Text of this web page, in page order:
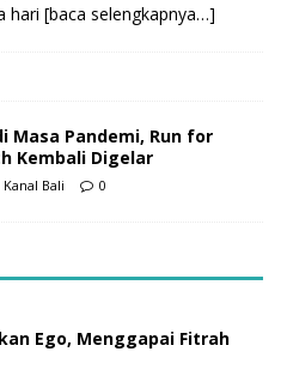
hari [baca selengkapnya…]
Masa Pandemi, Run for
Kembali Digelar
Kanal Bali 0
Ego, Menggapai Fitrah